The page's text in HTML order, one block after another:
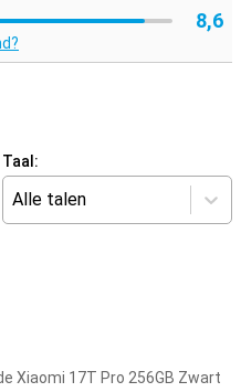
8,6
Taal:
Alle talen
Xiaomi 17T Pro 256GB Zwart